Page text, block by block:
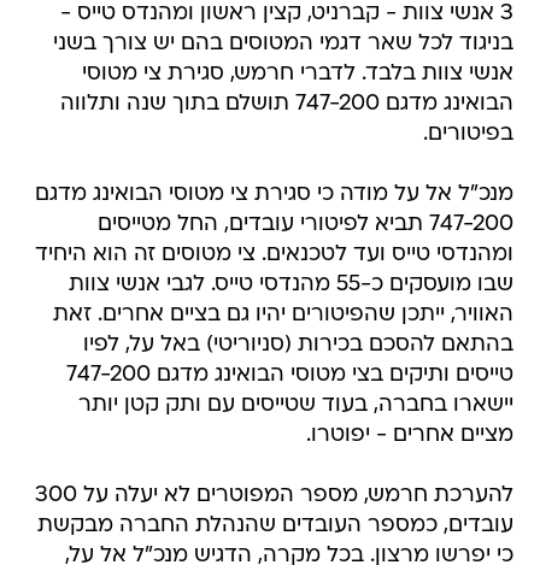
3 אנשי צוות - קברניט, קצין ראשון ומהנדס טייס -
בניגוד לכל שאר דגמי המטוסים בהם יש צורך בשני
אנשי צוות בלבד. לדברי חרמש, סגירת צי מטוסי
הבואינג מדגם 747-200 תושלם בתוך שנה ותלווה
בפיטורים.
מנכ"ל אל על מודה כי סגירת צי מטוסי הבואינג מדגם
747-200 תביא לפיטורי עובדים, החל מטייסים
ומהנדסי טייס ועד לטכנאים. צי מטוסים זה הוא היחיד
שבו מועסקים כ-55 מהנדסי טייס. לגבי אנשי צוות
האוויר, ייתכן שהפיטורים יהיו גם בציים אחרים. זאת
בהתאם להסכם בכירות (סניוריטי) באל על, לפיו
טייסים ותיקים בצי מטוסי הבואינג מדגם 747-200
יישארו בחברה, בעוד שטייסים עם ותק קטן יותר
מציים אחרים - יפוטרו.
להערכת חרמש, מספר המפוטרים לא יעלה על 300
עובדים, כמספר העובדים שהנהלת החברה מבקשת
כי יפרשו מרצון. בכל מקרה, הדגיש מנכ"ל אל על,